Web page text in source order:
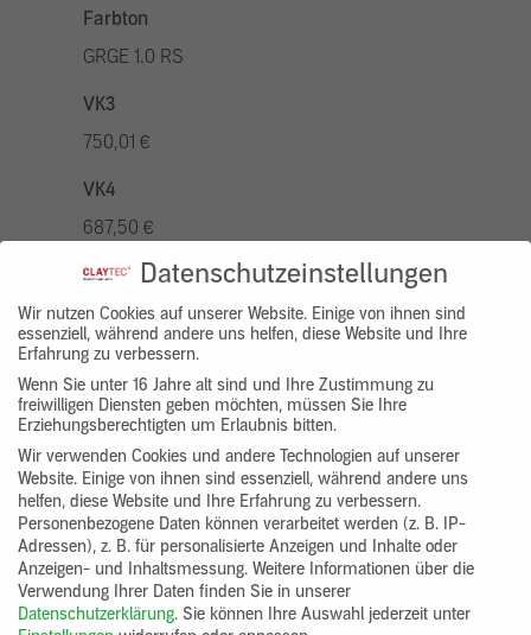
Farbton
GRGE 1.0 RS
VK3
750,01 €
VK4
687,50 €
VK5
875,01 €
VK7
625,00 €
Gruppenprodukt
yosima_designputz_bigb
Datenschutzeinstellungen
Wir nutzen Cookies auf unserer Website. Einige von ihnen sind
essenziell, während andere uns helfen, diese Website und Ihre
Erfahrung zu verbessern.
Wenn Sie unter 16 Jahre alt sind und Ihre Zustimmung zu
freiwilligen Diensten geben möchten, müssen Sie Ihre
Erziehungsberechtigten um Erlaubnis bitten.
Wir verwenden Cookies und andere Technologien auf unserer
Website. Einige von ihnen sind essenziell, während andere uns
helfen, diese Website und Ihre Erfahrung zu verbessern.
Personenbezogene Daten können verarbeitet werden (z. B. IP-
Adressen), z. B. für personalisierte Anzeigen und Inhalte oder
Anzeigen- und Inhaltsmessung. Weitere Informationen über die
Verwendung Ihrer Daten finden Sie in unserer
Datenschutzerklärung. Sie können Ihre Auswahl jederzeit unter